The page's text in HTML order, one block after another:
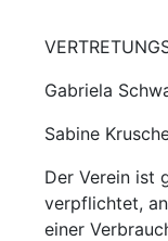
Gabriela
Sabine
Der Verein ist
verpflichtet,
einer